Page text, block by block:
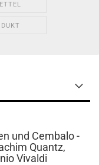
und Cembalo -
Quantz,
Vivaldi